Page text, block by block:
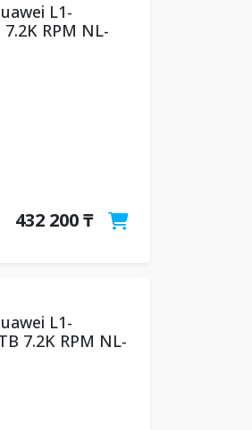
L1-
RPM NL-
432 200 ₸
L1-
7.2K RPM NL-